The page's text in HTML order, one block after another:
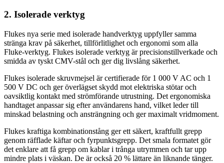
2. Isolerade verktyg
Flukes nya serie med isolerade handverktyg uppfyller samma
stränga krav på säkerhet, tillförlitlighet och ergonomi som alla
Fluke-verktyg. Flukes isolerade verktyg är precisionstillverkade och
smidda av tyskt CMV-stål och ger dig livslång säkerhet.
Flukes isolerade skruvmejsel är certifierade för 1 000 V AC och 1
500 V DC och ger överlägset skydd mot elektriska stötar och
oavsiktlig kontakt med strömförande utrustning. Det ergonomiska
handtaget anpassar sig efter användarens hand, vilket leder till
minskad belastning och ansträngning och ger maximalt vridmoment.
Flukes kraftiga kombinationstång ger ett säkert, kraftfullt grepp
genom räfflade käftar och fyrpunktsgrepp. Det smala formatet gör
det enklare att få grepp om kablar i trånga utrymmen och tar upp
mindre plats i väskan. De är också 20 % lättare än liknande tänger.